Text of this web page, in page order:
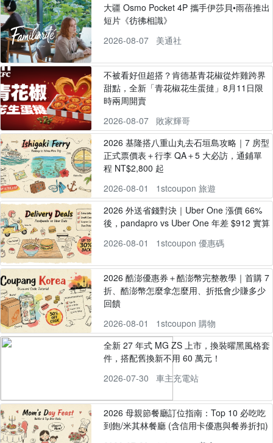
大疆 Osmo Pocket 4P 攜手伊莎貝•雨蓓推出
短片《彷彿相識》
2026-08-07
美通社
不被看好但超搭？肯德基青花椒從炸雞跨界
甜點，全新「青花椒花生蛋撻」8月11日限
時兩周開賣
2026-08-07
敗家輝哥
2026 基隆搭八重山丸去石垣島攻略｜7 房型
正式票價表＋行李 QA＋5 大必訪，通鋪單
程 NT$2,800 起
2026-08-01
1stcoupon 旅遊
2026 外送省錢對決｜Uber One 漲價 66%
後，pandapro vs Uber One 年差 $912 實算
2026-08-01
1stcoupon 優惠碼
2026 酷澎優惠券＋酷澎幣完整教學｜首購 7
折、酷澎幣怎麼拿怎麼用、折抵會少賺多少
回饋
2026-08-01
1stcoupon 購物
全新 27 年式 MG ZS 上市，換裝曜黑風格套
件，搭配舊換新不用 60 萬元！
2026-07-30
車主充電站
2026 母親節餐廳訂位指南：Top 10 必吃吃
到飽/米其林餐廳 (含信用卡優惠與餐券折扣)